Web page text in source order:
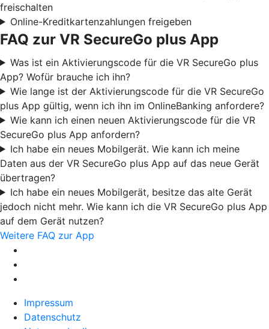
freischalten
Online-Kreditkartenzahlungen freigeben
FAQ zur VR SecureGo plus App
Was ist ein Aktivierungscode für die VR SecureGo plus
App? Wofür brauche ich ihn?
Wie lange ist der Aktivierungscode für die VR SecureGo
plus App gültig, wenn ich ihn im OnlineBanking anfordere?
Wie kann ich einen neuen Aktivierungscode für die VR
SecureGo plus App anfordern?
Ich habe ein neues Mobilgerät. Wie kann ich meine
Daten aus der VR SecureGo plus App auf das neue Gerät
übertragen?
Ich habe ein neues Mobilgerät, besitze das alte Gerät
jedoch nicht mehr. Wie kann ich die VR SecureGo plus App
auf dem Gerät nutzen?
Weitere FAQ zur App
Impressum
Datenschutz